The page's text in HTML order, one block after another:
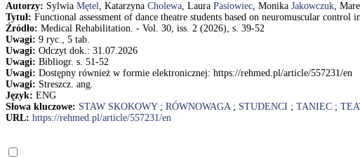
Autorzy: Sylwia Mętel, Katarzyna Cholewa, Laura Pasiowiec, Monika Jakowczuk,
Tytuł: Functional assessment of dance theatre students based on neuromuscular
Źródło: Medical Rehabilitation. - Vol. 30, iss. 2 (2026), s. 39-52
Uwagi: 9 ryc., 5 tab.
Uwagi: Odczyt dok.: 31.07.2026
Uwagi: Bibliogr. s. 51-52
Uwagi: Dostępny również w formie elektronicznej: https://rehmed.pl/article/557231/en
Uwagi: Streszcz. ang.
Język: ENG
Słowa kluczowe: STAW SKOKOWY; RÓWNOWAGA; STUDENCI ; TANIEC ;
URL: https://rehmed.pl/article/557231/en